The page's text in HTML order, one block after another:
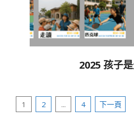
2025 孩子
文1 2 ... 4 下一頁